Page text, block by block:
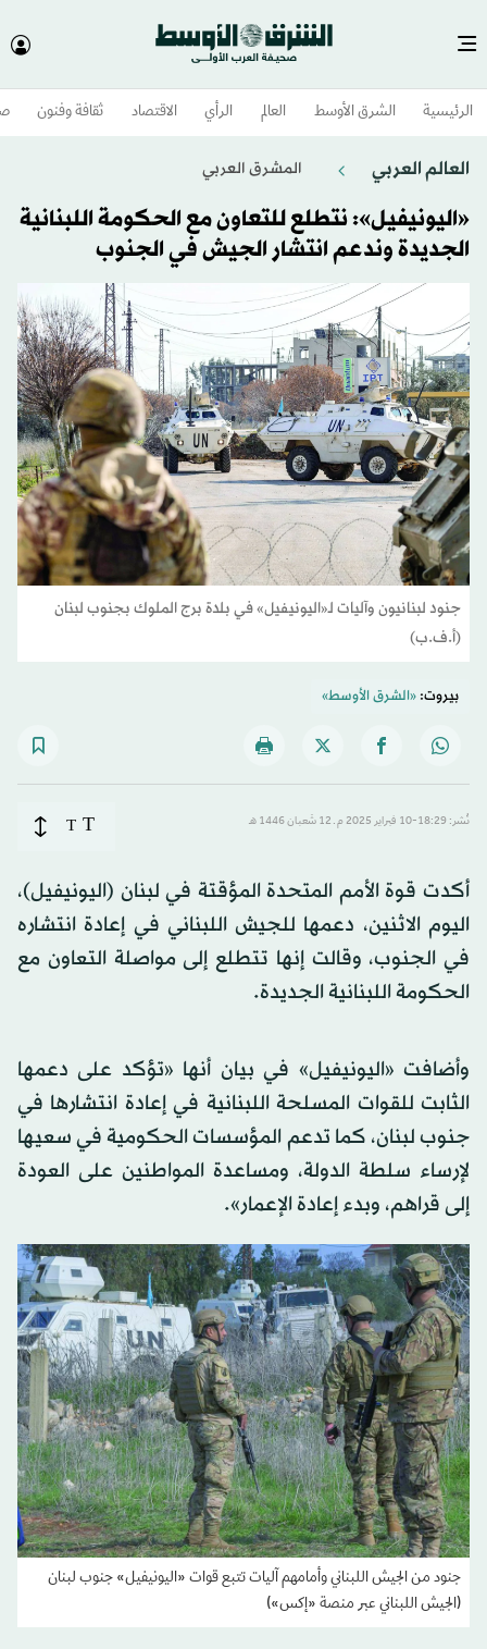
الرئيسية الشرق الأوسط​ العالم الرأي الاقتصاد ثقافة وفنون
العالم العربي المشرق العربي
«اليونيفيل»: نتطلع للتعاون مع الحكومة اللبنانية
الجديدة وندعم انتشار الجيش في الجنوب
جنود لبنانيون وآليات لـ«اليونيفيل» في بلدة برج الملوك بجنوب لبنان
(أ.ف.ب)
بيروت:«الشرق الأوسط»
نُشر: 18:29-10 فبراير 2025 م ـ 12 شَعبان 1446 هـ T
T
أكدت قوة الأمم المتحدة المؤقتة في لبنان (اليونيفيل)،
اليوم الاثنين، دعمها للجيش اللبناني في إعادة انتشاره
في الجنوب، وقالت إنها تتطلع إلى مواصلة التعاون مع
الحكومة اللبنانية الجديدة.
وأضافت «اليونيفيل» في بيان أنها «تؤكد على دعمها
الثابت للقوات المسلحة اللبنانية في إعادة انتشارها في
جنوب لبنان، كما تدعم المؤسسات الحكومية في سعيها
لإرساء سلطة الدولة، ومساعدة المواطنين على العودة
إلى قراهم، وبدء إعادة الإعمار».
جنود من الجيش اللبناني وأمامهم آليات تتبع قوات «اليونيفيل» جنوب لبنان
(الجيش اللبناني عبر منصة «إكس»)